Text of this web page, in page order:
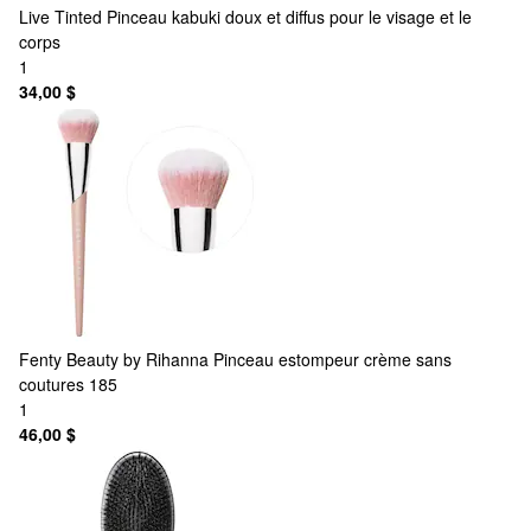
Live Tinted Pinceau kabuki doux et diffus pour le visage et le
corps
1
34,00 $
Fenty Beauty by Rihanna Pinceau estompeur crème sans
coutures 185
1
46,00 $